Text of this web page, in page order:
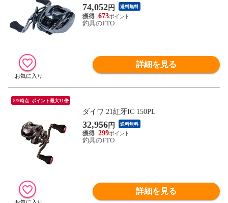
74,052円 送料無料
673
釣具のFTO
詳細を見る
8/9時点_ポイント最大11倍
ダイワ 21紅牙IC 150PL
32,956円 送料無料
299
釣具のFTO
詳細を見る